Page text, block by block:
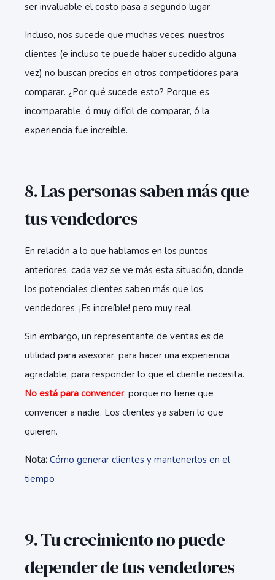
ser invaluable el costo pasa a segundo lugar.
Incluso, nos sucede que muchas veces, nuestros
clientes (e incluso te puede haber sucedido alguna
vez) no buscan precios en otros competidores para
comparar. ¿Por qué sucede esto? Porque es
incomparable, ó muy difícil de comparar, ó la
experiencia fue increíble.
8. Las personas saben más que
tus vendedores
En relación a lo que hablamos en los puntos
anteriores, cada vez se ve más esta situación, donde
los potenciales clientes saben más que los
vendedores, ¡Es increíble! pero muy real.
Sin embargo, un representante de ventas es de
utilidad para asesorar, para hacer una experiencia
agradable, para responder lo que el cliente necesita.
No está para convencer, porque no tiene que
convencer a nadie. Los clientes ya saben lo que
quieren.
Nota: Cómo generar clientes y mantenerlos en el
tiempo
9. Tu crecimiento no puede
depender de tus vendedores